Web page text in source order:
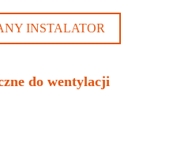
INSTALATOR
do wentylacji